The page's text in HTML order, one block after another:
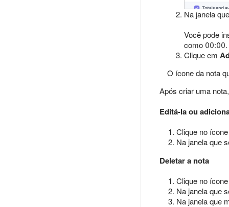
Na janela
Você pode
como 00:00.
Clique em
O ícone da nota
Após criar uma
Editá-la ou
Clique no
Na janela que
Deletar a nota
Clique no
Na janela que
Na janela que